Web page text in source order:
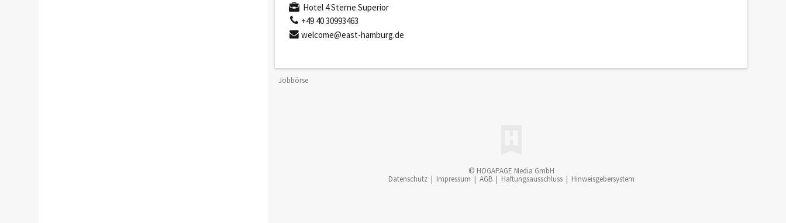
Hotel 4 Sterne Superior
+49 40 30993463
welcome@east-hamburg.de
Jobbörse
© HOGAPAGE Media GmbH
Datenschutz
Impressum AGB Haftungsausschluss Hinweisgebersystem